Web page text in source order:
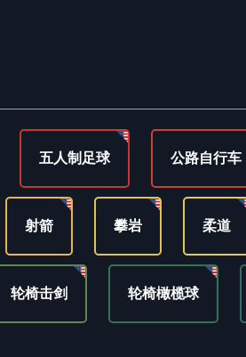
五人制足球 公路自行车
射箭 攀岩 柔道
轮椅击剑 轮椅橄榄球